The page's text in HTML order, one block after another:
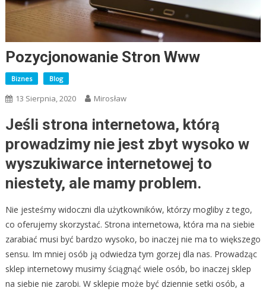
Pozycjonowanie Stron Www
Biznes Blog
13 Sierpnia, 2020 Mirosław
Jeśli strona internetowa, którą
prowadzimy nie jest zbyt wysoko w
wyszukiwarce internetowej to
niestety, ale mamy problem.
Nie jesteśmy widoczni dla użytkowników, którzy mogliby z tego,
co oferujemy skorzystać. Strona internetowa, która ma na siebie
zarabiać musi być bardzo wysoko, bo inaczej nie ma to większego
sensu. Im mniej osób ją odwiedza tym gorzej dla nas. Prowadząc
sklep internetowy musimy ściągnąć wiele osób, bo inaczej sklep
na siebie nie zarobi. W sklepie może być dziennie setki osób, a